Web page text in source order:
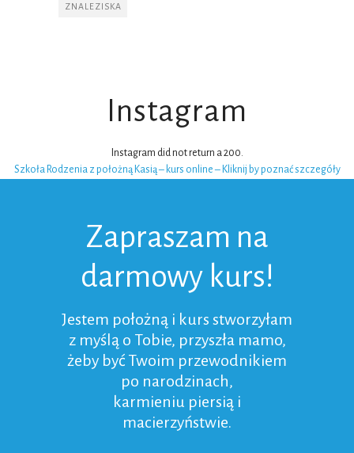
ZNALEZISKA
Instagram
Instagram did not return a 200.
Szkoła Rodzenia z położną Kasią – kurs online – Kliknij by poznać szczegóły
Zapraszam na
darmowy kurs!
Jestem położną i kurs stworzyłam
z myślą o Tobie, przyszła mamo,
żeby być Twoim przewodnikiem
po narodzinach,
karmieniu piersią i
macierzyństwie.